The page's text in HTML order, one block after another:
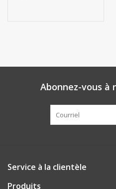
Abonnez-vous
Service à la clientèle
Produits